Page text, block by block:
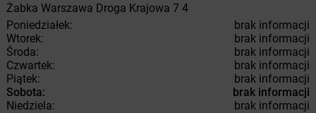
Żabka Warszawa Droga Krajowa 7 4
Poniedziałek:
brak informacji
Wtorek:
brak informacji
Środa:
brak informacji
Czwartek:
brak informacji
Piątek:
brak informacji
Sobota:
brak informacji
Niedziela:
brak informacji